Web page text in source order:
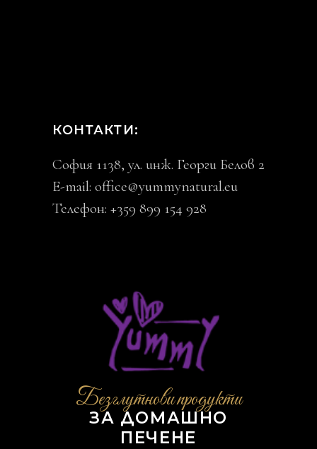
КОНТАКТИ:
София 1138, ул. инж. Георги Белов 2
E-mail: office@yummynatural.eu
Телефон: +359 899 154 928
Безглутнови продукти
ЗА ДОМАШНО
ПЕЧЕНЕ